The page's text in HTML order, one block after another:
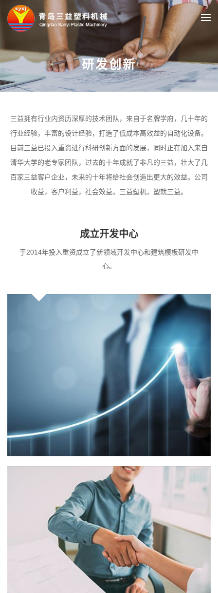
研发创新
三益拥有行业内资历深厚的技术团队，来自于名牌学府，几十年的
行业经验，丰富的设计经验，打造了低成本高效益的自动化设备。
目前三益已投入重资进行科研创新方面的发展，同时正在加入来自
清华大学的老专家团队，过去的十年成就了非凡的三益，壮大了几
百家三益客户企业，未来的十年将给社会创造出更大的效益。公司
收益，客户利益，社会效益。三益塑机，塑就三益。
成立开发中心
于2014年投入重资成立了新领域开发中心和建筑模板研发中
心。